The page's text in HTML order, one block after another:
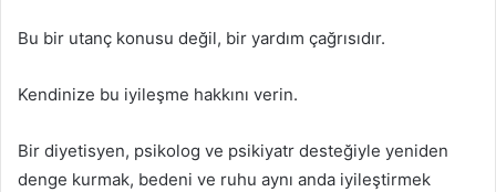
Bu bir utanç konusu değil, bir yardım çağrısıdır.
Kendinize bu iyileşme hakkını verin.
Bir diyetisyen, psikolog ve psikiyatr desteğiyle yeniden
denge kurmak, bedeni ve ruhu aynı anda iyileştirmek